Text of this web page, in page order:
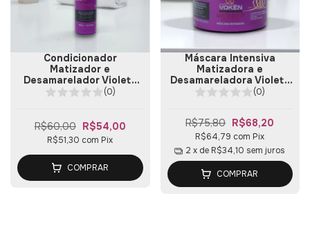
Condicionador
Matizador e
Desamarelador Violeta
300ml
(0)
R$60,00 R$54,00
R$51,30 com Pix
COMPRAR
Máscara Intensiva
Matizadora e
Desamareladora Violeta
300g
(0)
R$75,80 R$68,20
R$64,79 com Pix
2 x de R$34,10 sem juros
COMPRAR